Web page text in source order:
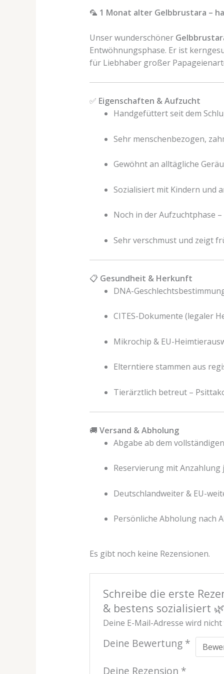
🦜 1 Monat alter Gelbbrustara –
Unser wunderschöner
Entwöhnungsphase. Er ist
für Liebhaber großer
✅ Eigenschaften & Aufzucht
Handgefüttert seit dem
Sehr menschenbezogen,
Gewöhnt an alltägliche
Sozialisiert mit Kindern und
Noch in der Aufzuchtphase
Sehr verschmust und zeigt
📋 Gesundheit & Herkunft
DNA-
CITES-Dokumente (legaler
Mikrochip & EU-
Elterntiere stammen aus
Tierärztlich betreut –
🚚 Versand & Abholung
Abgabe ab dem
Reservierung mit Anzahlung
Deutschlandweiter & EU-
Persönliche Abholung nach
Es gibt noch keine Rezensionen.
Schreibe die erste
& bestens sozialisiert
Deine E-Mail-Adresse wird
Deine Bewertung *
Deine Rezension *